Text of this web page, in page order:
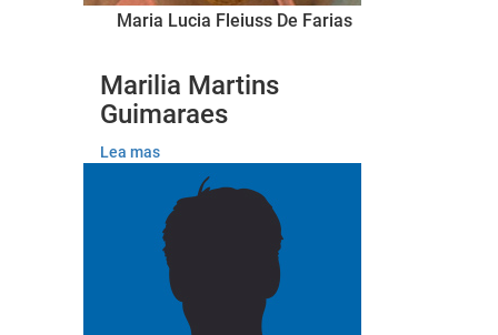
Maria Lucia Fleiuss De Farias
Marilia Martins
Guimaraes
Lea mas